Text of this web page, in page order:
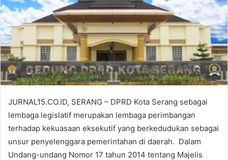
JURNAL15.CO.ID, SERANG – DPRD Kota Serang sebagai
lembaga legislatif merupakan lembaga perimbangan
terhadap kekuasaan eksekutif yang berkedudukan sebagai
unsur penyelenggara pemerintahan di daerah. Dalam
Undang-undang Nomor 17 tahun 2014 tentang Majelis